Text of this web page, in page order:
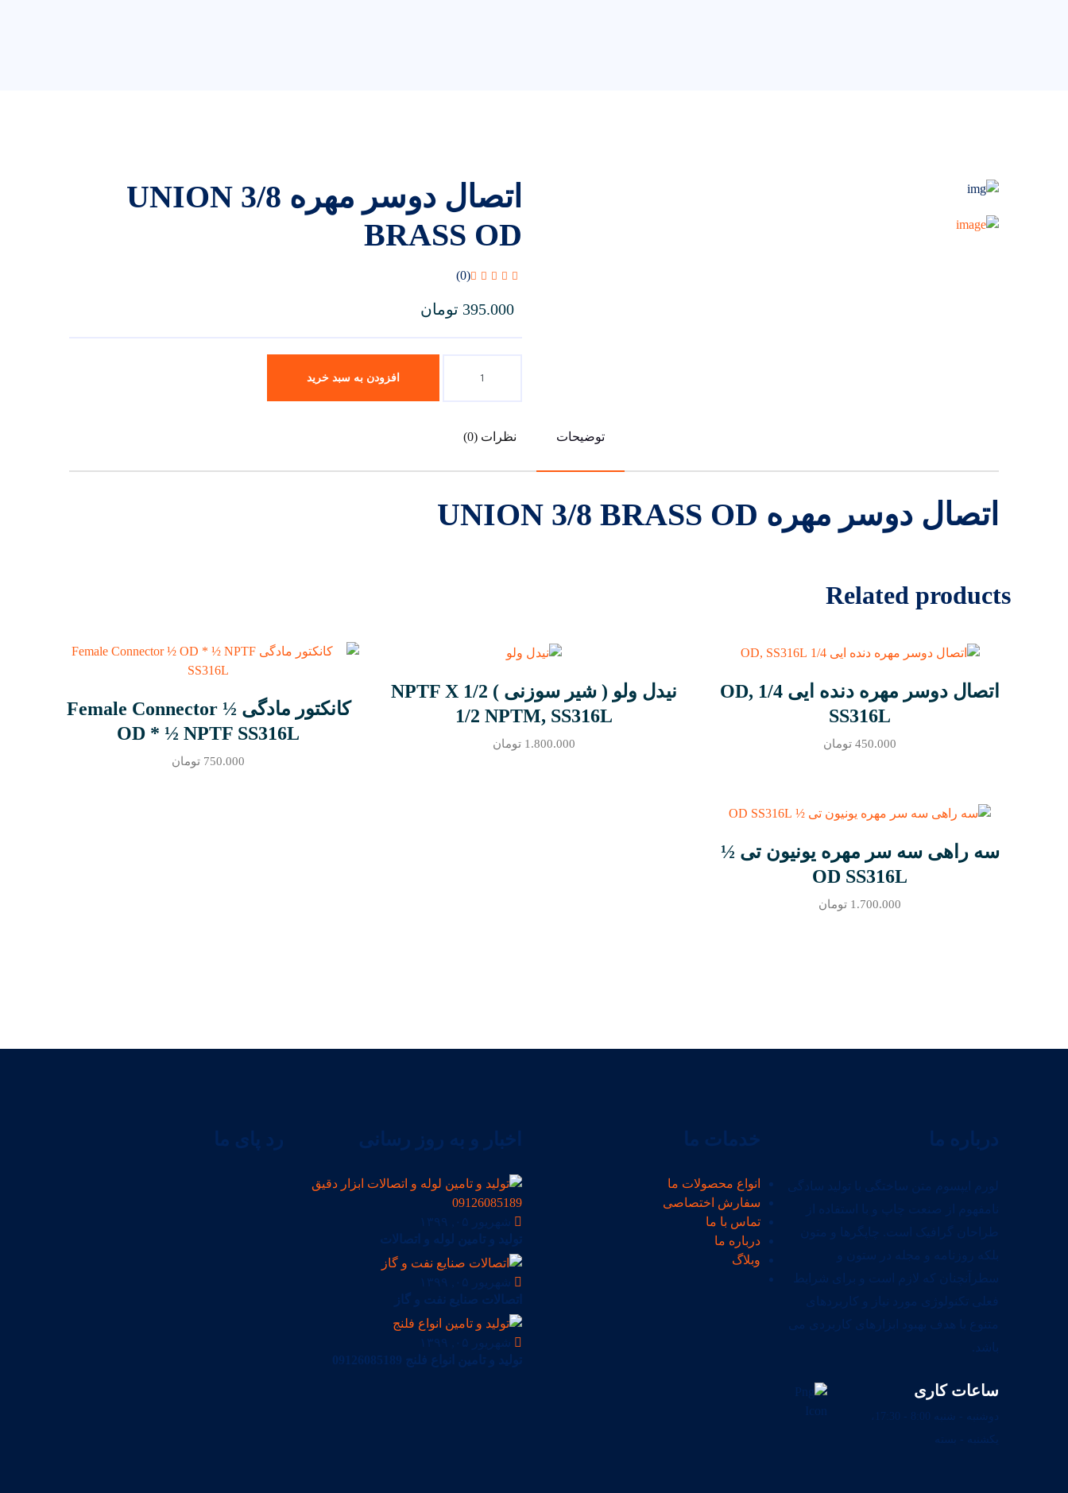
اتصال دوسر مهره UNION 3/8
BRASS OD
(0)
395.000 تومان
افزودن به سبد خرید
توضیحات نظرات (0)
اتصال دوسر مهره UNION 3/8 BRASS OD
Related products
اتصال دوسر مهره دنده ایی 1/4 OD,
SS316L
450.000 تومان
نیدل ولو ( شیر سوزنی ) 1/2 NPTF X
1/2 NPTM, SS316L
1.800.000 تومان
کانکتور مادگی Female Connector ½
OD * ½ NPTF SS316L
750.000 تومان
سه راهی سه سر مهره یونیون تی ½
OD SS316L
1.700.000 تومان
درباره ما
لورم ایپسوم متن ساختگی با تولید سادگی
نامفهوم از صنعت چاپ و با استفاده از
طراحان گرافیک است. چاپگرها و متون
بلکه روزنامه و مجله در ستون و
سطرآنچنان که لازم است و برای شرایط
فعلی تکنولوژی مورد نیاز و کاربردهای
متنوع با هدف بهبود ابزارهای کاربردی می
باشد.
ساعات کاری
دوشنبه - شنبه 8:00 - 17:30،
یکشنبه - بسته
خدمات ما
انواع محصولات ما
سفارش اختصاصی
تماس با ما
درباره ما
وبلاگ
اخبار و به روز رسانی
شهریور ۰۵, ۱۳۹۹
تولید و تامین لوله و اتصالات
شهریور ۰۵, ۱۳۹۹
اتصالات صنایع نفت و گاز
شهریور ۰۵, ۱۳۹۹
تولید و تامین انواع فلنج 09126085189
رد پای ما